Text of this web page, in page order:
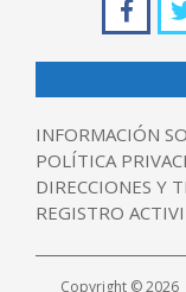
INFORMACIÓN
POLÍTICA
DIRECCIONES Y
REGISTRO
Copyright ©